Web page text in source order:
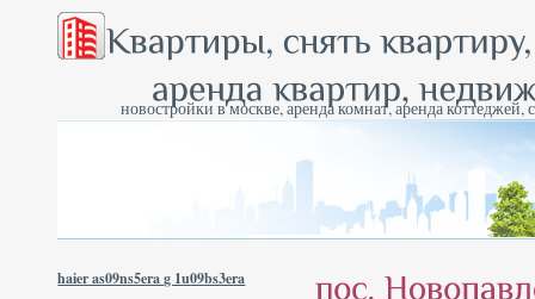
новостройки в москве, аренда комнат, аренда
haier as09ns5era g 1u09bs3era